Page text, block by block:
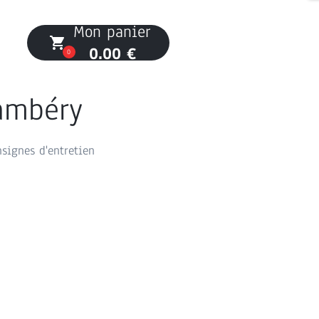
d'entretien
local_grocery_store
0
Mon panier
0.00 €